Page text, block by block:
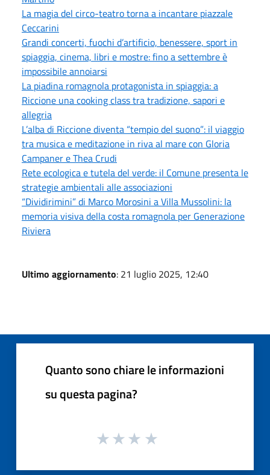
La magia del circo-teatro torna a incantare piazzale
Ceccarini
Grandi concerti, fuochi d’artificio, benessere, sport in
spiaggia, cinema, libri e mostre: fino a settembre è
impossibile annoiarsi
La piadina romagnola protagonista in spiaggia: a
Riccione una cooking class tra tradizione, sapori e
allegria
L’alba di Riccione diventa “tempio del suono”: il viaggio
tra musica e meditazione in riva al mare con Gloria
Campaner e Thea Crudi
Rete ecologica e tutela del verde: il Comune presenta le
strategie ambientali alle associazioni
“Dividirimini” di Marco Morosini a Villa Mussolini: la
memoria visiva della costa romagnola per Generazione
Riviera
Ultimo aggiornamento: 21 luglio 2025, 12:40
Quanto sono chiare le informazioni
su questa pagina?